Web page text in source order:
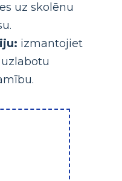
uz skolēnu
izmantojiet